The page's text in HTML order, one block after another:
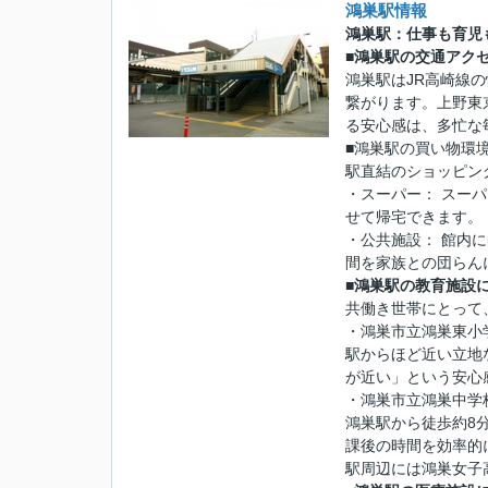
鴻巣駅情報
鴻巣駅：仕事も育
■鴻巣駅の交通アク
鴻巣駅はJR高崎線
繋がります。上野
る安心感は、多忙な
■鴻巣駅の買い物環
駅直結のショッピン
・スーパー： スー
せて帰宅できます。
・公共施設： 館内
間を家族との団らん
■鴻巣駅の教育施設
共働き世帯にとって
・鴻巣市立鴻巣東小
駅からほど近い立
が近い」という安心
・鴻巣市立鴻巣中
鴻巣駅から徒歩約8
課後の時間を効率的
駅周辺には鴻巣女子